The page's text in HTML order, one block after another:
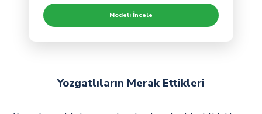
Modeli İncele
Yozgatlıların Merak Ettikleri